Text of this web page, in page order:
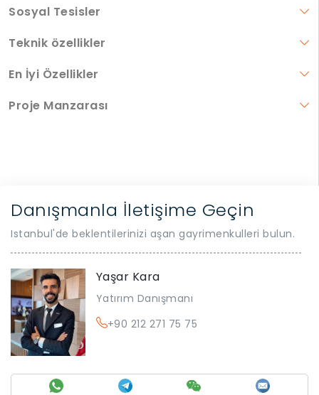
Sosyal Tesisler
Teknik özellikler
En İyi Özellikler
Proje Manzarası
Danışmanla İletişime Geçin
Istanbul'de beklentilerinizi aşan gayrimenkulleri bulun.
Yaşar Kara
Yatırım Danışmanı
+90 212 271 75 75